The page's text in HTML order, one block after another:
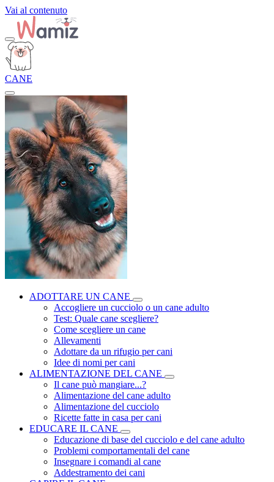
Vai al contenuto
CANE
ADOTTARE UN CANE
Accogliere un cucciolo o un cane adulto
Test: Quale cane scegliere?
Come scegliere un cane
Allevamenti
Adottare da un rifugio per cani
Idee di nomi per cani
ALIMENTAZIONE DEL CANE
Il cane può mangiare...?
Alimentazione del cane adulto
Alimentazione del cucciolo
Ricette fatte in casa per cani
EDUCARE IL CANE
Educazione di base del cucciolo e del cane adulto
Problemi comportamentali del cane
Insegnare i comandi al cane
Addestramento dei cani